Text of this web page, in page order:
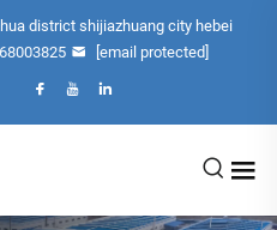
district shijiazhuang city hebei
[email protected]